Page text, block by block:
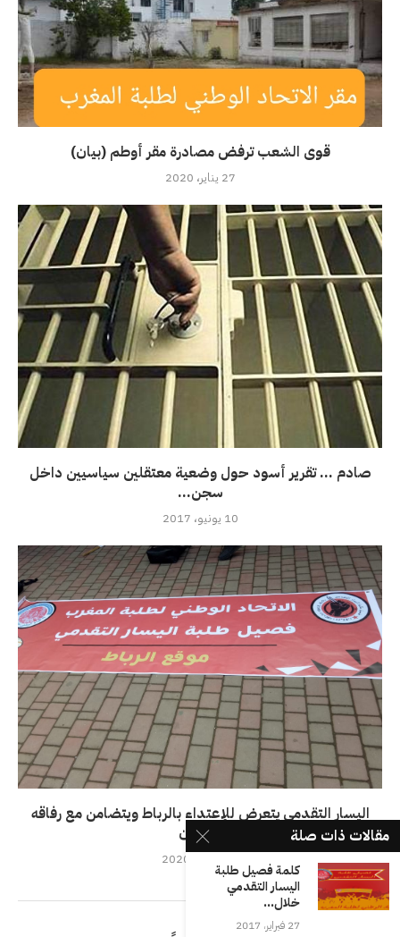
قوى الشعب ترفض مصادرة مقر أوطم (بيان)
27 يناير، 2020
صادم … تقرير أسود حول وضعية معتقلين سياسيين داخل
سجن...
10 يونيو، 2017
اليسار التقدمي يتعرض للإعتداء بالرباط ويتضامن مع رفاقه
بتطوان
مقالات ذات صلة
كلمة فصيل طلبة
اليسار التقدمي
خلال...
27 فبراير، 2017